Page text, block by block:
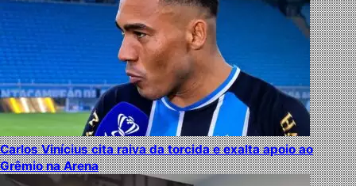
Carlos Vinícius cita raiva da torcida e exalta apoio ao
Grêmio na Arena